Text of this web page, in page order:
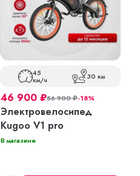
45
км/ч 30 км
46 900 ₽56 900₽-18%
Электровелосипед
Kugoo V1 pro
В магазине